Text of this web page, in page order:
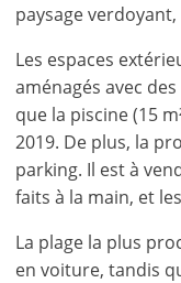
paysage
Les espaces
aménagés avec
que la piscine (15
2019. De plus, la
parking. Il est à
faits à la main, et
La plage la plus
en voiture, tandis